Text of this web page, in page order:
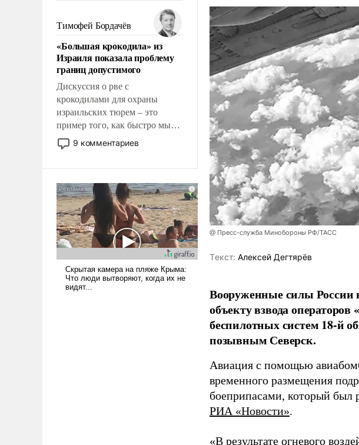
налогоплательщиков и где
Еревану за свои поступки не
нужно отвечать.
Тимофей Бордачёв
«Большая крокодила» из
Израиля показала проблему
границ допустимого
Дискуссия о рве с
крокодилами для охраны
израильских тюрем – это
пример того, как быстро мы
двигаемся по пути
революционных изменений.
псевдонаучной фантастики,
стало всерьез обсуждаемой
идеей.
9 комментариев
@ Пресс-служба Минобороны РФ/ТАСС
Tекст: Алексей Дегтярёв
Вооруженные силы России
объекту взвода
беспилотных систем 18-й
позывным Северск.
Авиация с помощью
временного размещения
боеприпасами, который был
РИА «Новости».
«В результате огневого